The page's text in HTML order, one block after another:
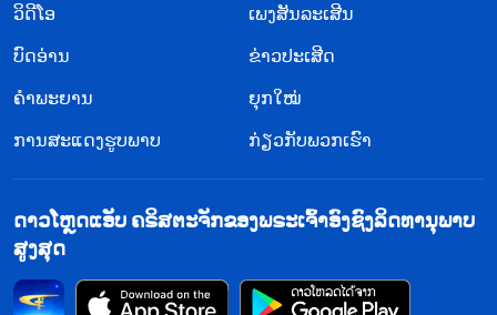
ວິ​ດີ​ໂອ
ເພງສັນລະເສີນ
ບົດອ່ານ
ຂ່າວປະເສີດ
ຄຳພະຍານ
ຍຸກໃໝ່
ການສະແດງຮູບພາບ
ກ່ຽວກັບພວກເຮົາ
ດາວໂຫຼດແອັບ ຄຣິສຕະຈັກຂອງພຣະເຈົ້າອົງຊົງລິດທານຸພາບ
ສູງສຸດ